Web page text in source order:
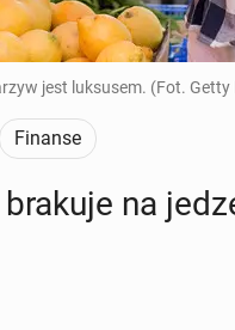
jest luksusem. (Fot. Getty
Finanse
na